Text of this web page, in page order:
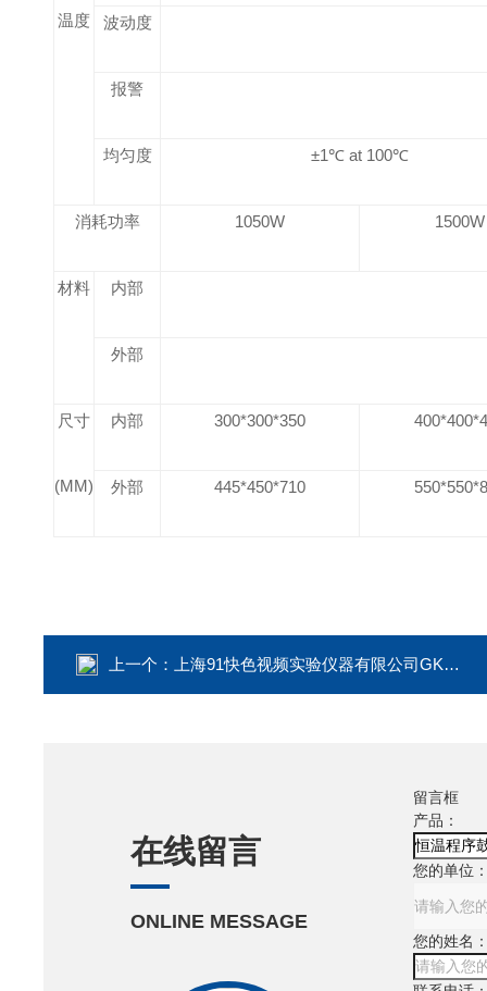
温度 波动度
报警
均匀度 ±1℃ at 100℃
消耗功率 1050W 1500W
材料 内部
外部
尺寸
(MM)
内部 300*300*350
外部 445*450*710
上一个： 上海91快色视频实验仪器有限公司GKQ-9240A河南 240L干烤灭菌器
在线留言
ONLINE MESSAGE
留言框
产品：
您的单位
您的姓名